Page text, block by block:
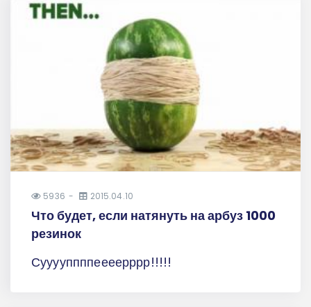
5936 2015.04.10
Что будет, если натянуть на арбуз 1000
резинок
Сууууппппеееерррр!!!!!